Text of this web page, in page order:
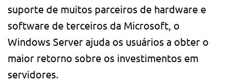
suporte de muitos parceiros de hardware e
software de terceiros da Microsoft, o
Windows Server ajuda os usuários a obter o
maior retorno sobre os investimentos em
servidores.